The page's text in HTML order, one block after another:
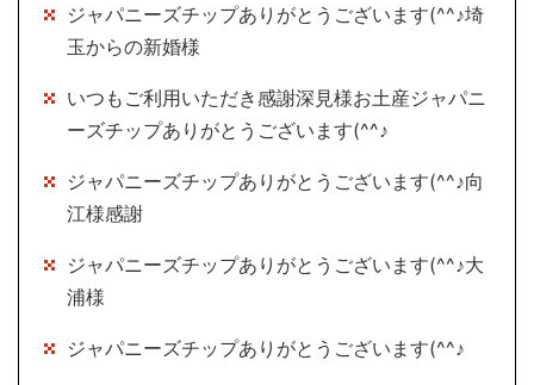
ジャパニーズチップありがとうございます(^^♪埼
玉からの新婚様
いつもご利用いただき感謝深見様お土産ジャパニ
ーズチップありがとうございます(^^♪
ジャパニーズチップありがとうございます(^^♪向
江様感謝
ジャパニーズチップありがとうございます(^^♪大
浦様
ジャパニーズチップありがとうございます(^^♪